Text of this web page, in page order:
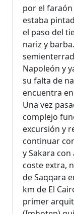
por el
estaba
el paso del
nariz y
Napoleón y
su falta de
encuentra
Una vez
complejo
excursión y
continuar
y Sakara
coste extra,
de Saqqara
km de El
primer